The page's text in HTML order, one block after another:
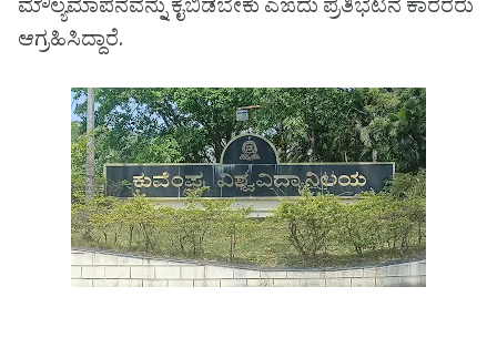
ಮೌಲ್ಯಮಾಪನವನ್ನು ಕೈಬಿಡಬೇಕು ಎಙದು ಪ್ರತಿಭಟನೆ ಕಾರರರು
ಆಗ್ರಹಿಸಿದ್ದಾರೆ.